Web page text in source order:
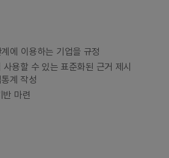
에 이용하는 기업을 규정
용할 수 있는 표준화된 근거 제시
계 작성
마련